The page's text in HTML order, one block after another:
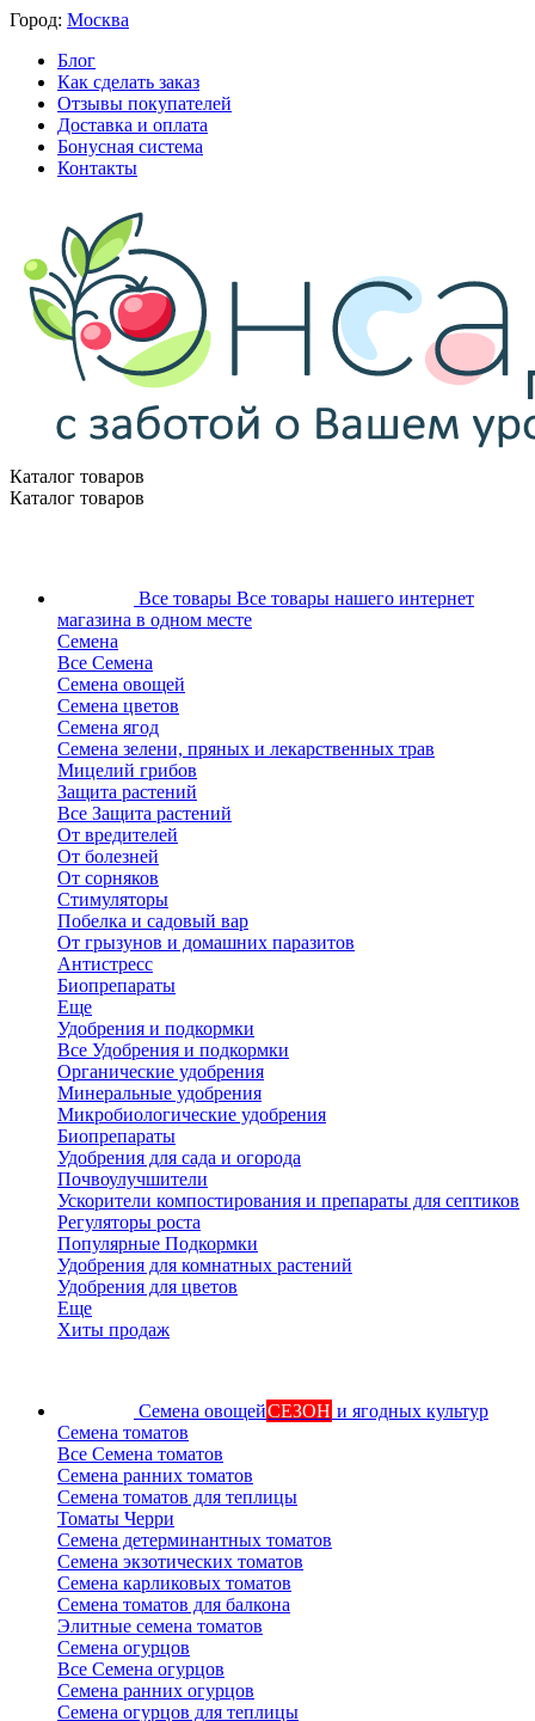
Город: Москва
Блог
Как сделать заказ
Отзывы покупателей
Доставка и оплата
Бонусная система
Контакты
Каталог товаров
Каталог товаров
Все товары Все товары нашего интернет
магазина в одном месте
Семена
Все Семена
Семена овощей
Семена цветов
Семена ягод
Семена зелени, пряных и лекарственных трав
Мицелий грибов
Защита растений
Все Защита растений
От вредителей
От болезней
От сорняков
Стимуляторы
Побелка и садовый вар
От грызунов и домашних паразитов
Антистресс
Биопрепараты
Еще
Удобрения и подкормки
Все Удобрения и подкормки
Органические удобрения
Минеральные удобрения
Микробиологические удобрения
Биопрепараты
Удобрения для сада и огорода
Почвоулучшители
Ускорители компостирования и препараты для септиков
Регуляторы роста
Популярные Подкормки
Удобрения для комнатных растений
Удобрения для цветов
Еще
Хиты продаж
Семена овощейСЕЗОН и ягодных культур
Семена томатов
Все Семена томатов
Семена ранних томатов
Семена томатов для теплицы
Томаты Черри
Семена детерминантных томатов
Семена экзотических томатов
Семена карликовых томатов
Семена томатов для балкона
Элитные семена томатов
Семена огурцов
Все Семена огурцов
Семена ранних огурцов
Семена огурцов для теплицы